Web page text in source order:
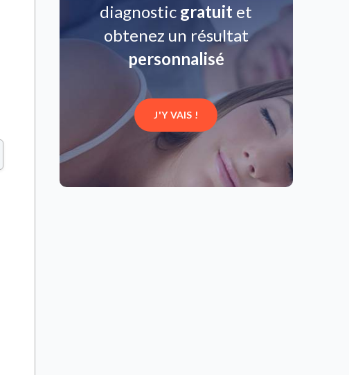
diagnostic gratuit et
obtenez un résultat
personnalisé
J'Y VAIS !